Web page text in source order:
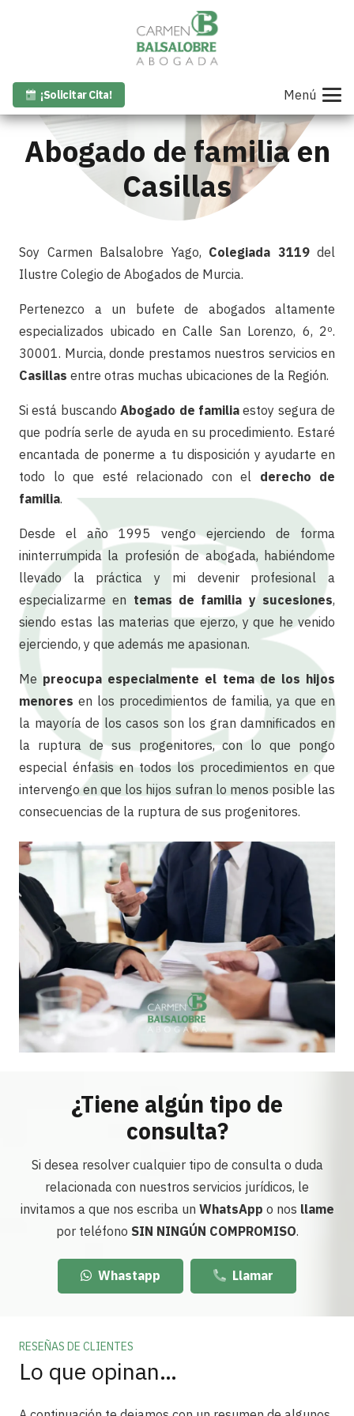
¡Solicitar Cita! Menú
Abogado de familia en
Casillas
Soy Carmen Balsalobre Yago, Colegiada 3119del
Ilustre Colegio de Abogados de Murcia.
Pertenezco a un bufete de abogados altamente
especializados ubicado en Calle San Lorenzo, 6, 2º.
30001. Murcia, donde prestamos nuestros servicios en
Casillas entre otras muchas ubicaciones de la Región.
Si está buscandoAbogado de familiaestoy segura de
que podría serle de ayuda en su procedimiento. Estaré
encantada de ponerme a tu disposición y ayudarte en
todo lo que esté relacionado con el derecho de
familia.
Desde el año 1995 vengo ejerciendo de forma
ininterrumpida la profesión de abogada, habiéndome
llevado la práctica y mi devenir profesional a
especializarme en temas de familia y sucesiones,
siendo estas las materias que ejerzo, y que he venido
ejerciendo, y que además me apasionan.
Me preocupa especialmente el tema de los hijos
menores en los procedimientos de familia, ya que en
la mayoría de los casos son los gran damnificados en
la ruptura de sus progenitores, con lo que pongo
especial énfasis en todos los procedimientos en que
intervengo en que los hijos sufran lo menos posible las
consecuencias de la ruptura de sus progenitores.
¿Tiene algún tipo de
consulta?
Si desea resolver cualquier tipo de consulta o duda
relacionada con nuestros servicios jurídicos, le
invitamos a que nos escriba un WhatsApp o nos llame
por teléfono SIN NINGÚN COMPROMISO.
Whastapp Llamar
RESEÑAS DE CLIENTES
Lo que opinan…